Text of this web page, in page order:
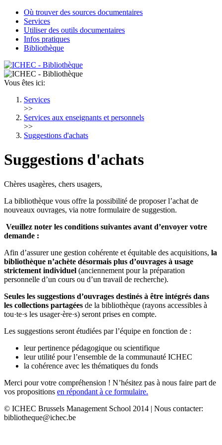
Où trouver des sources documentaires
Services
Utiliser des outils documentaires
Infos pratiques
Bibliothèque
Vous êtes ici:
Services
>>
Services aux enseignants et personnels
>>
Suggestions d'achats
Suggestions d'achats
Chères usagères, chers usagers,
La bibliothèque vous offre la possibilité de proposer l’achat de
nouveaux ouvrages, via notre formulaire de suggestion.
Veuillez noter les conditions suivantes avant d’envoyer votre
demande :
Afin d’assurer une gestion cohérente et équitable des acquisitions, la
bibliothèque n’achète désormais plus d’ouvrages à usage
strictement individuel (anciennement pour la préparation
personnelle d’un cours ou d’un travail de recherche).
Seules les suggestions d’ouvrages destinés à être intégrés dans
les collections partagées de la bibliothèque (rayons accessibles à
tou·te·s les usager·ère·s) seront prises en compte.
Les suggestions seront étudiées par l’équipe en fonction de :
leur pertinence pédagogique ou scientifique
leur utilité pour l’ensemble de la communauté ICHEC
la cohérence avec les thématiques du fonds
Merci pour votre compréhension ! N’hésitez pas à nous faire part de
vos propositions en répondant à ce formulaire.
© ICHEC Brussels Management School 2014 | Nous contacter:
bibliotheque@ichec.be